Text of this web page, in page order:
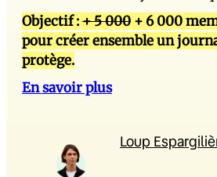
Objectif :+ 5 000 + 6 000
pour créer ensemble un
protège.
En savoir plus
Loup